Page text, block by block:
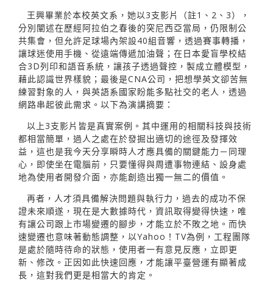
王興畢業於本校英文系，她以3支影片（註1、2、3），
分別闡述在歷經阿拉伯之春後的突尼西亞當局，仍限制公
共集會，但允許足球場內架設40組音響，透過賽事轉播，
讓球迷使用手機、從遠端傳遞加油聲；在日本愛盲學校結
合3D列印和語音系統，讓孩子透過聲控，製成立體模型，
藉此認識世界樣貌；最後是CNA公司，把想學英文卻苦無
練習對象的人，與英語系國家盼能多點社交的老人，透過
網路串起彼此需求。以下為演講摘要：
以上3支影片皆是真實案例。其中運用的相關科技與技術
都相當簡單，過人之處在於發掘出適切的途徑及發揮效
益，這也是我今天分享瞬時人才應具備的關鍵能力－同理
心，即使坐在電腦前，只要懂得與周遭事物連結、設身處
地為使用者開發介面，亦能創造出獨一無二的價值。
再者，人才須具備解決問題與執行力，過去的成功不保
證未來順遂，現在是大數據時代，資訊取得變得快速，唯
有讓公司跟上市場變遷的腳步，才能立於不敗之地。而快
速變遷也意味著動態調整，以Yahoo！TV為例，工程團隊
是處於隨時待命的狀態，使用者一有意見反應，立即更
新、修改。正因如此快速回應，才能讓平臺營運有顯著成
長，這對我們更是相當大的肯定。